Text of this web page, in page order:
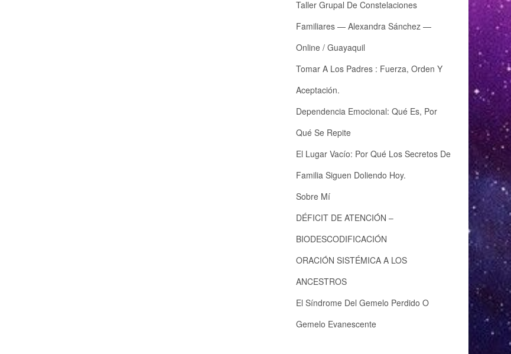
Taller Grupal De Constelaciones
Familiares — Alexandra Sánchez —
Online / Guayaquil
Tomar A Los Padres : Fuerza, Orden Y
Aceptación.
Dependencia Emocional: Qué Es, Por
Qué Se Repite
El Lugar Vacío: Por Qué Los Secretos De
Familia Siguen Doliendo Hoy.
Sobre Mí
DÉFICIT DE ATENCIÓN –
BIODESCODIFICACIÓN
ORACIÓN SISTÉMICA A LOS
ANCESTROS
El Síndrome Del Gemelo Perdido O
Gemelo Evanescente